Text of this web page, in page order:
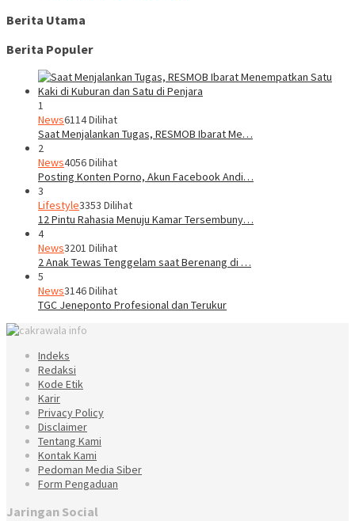
Berita Utama
Berita Populer
1
News6114 Dilihat
Saat Menjalankan Tugas, RESMOB Ibarat Me…
2
News4056 Dilihat
Posting Konten Porno, Akun Facebook Andi…
3
Lifestyle3353 Dilihat
12 Pintu Rahasia Menuju Kamar Tersembuny…
4
News3201 Dilihat
2 Anak Tewas Tenggelam saat Berenang di …
5
News3146 Dilihat
TGC Jeneponto Profesional dan Terukur
Indeks
Redaksi
Kode Etik
Karir
Privacy Policy
Disclaimer
Tentang Kami
Kontak Kami
Pedoman Media Siber
Form Pengaduan
Jaringan Social